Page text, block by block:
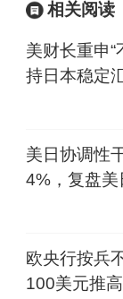
致多项经
周二公布
外，投资
速度的信
瑞士百达
对第一财
一个悖论
相关阅读
美财长重申“
持日本稳定
美日协调性
4%，复盘美
欧央行按兵
100美元推